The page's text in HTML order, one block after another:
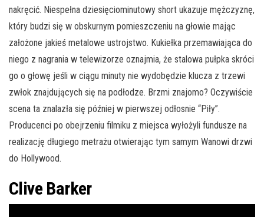
nakręcić. Niespełna dziesięciominutowy short ukazuje mężczyznę,
który budzi się w obskurnym pomieszczeniu na głowie mając
założone jakieś metalowe ustrojstwo. Kukiełka przemawiająca do
niego z nagrania w telewizorze oznajmia, że stalowa pułpka skróci
go o głowę jeśli w ciągu minuty nie wydobędzie klucza z trzewi
zwłok znajdujących się na podłodze. Brzmi znajomo? Oczywiście
scena ta znalazła się później w pierwszej odłosnie “Piły”.
Producenci po obejrzeniu filmiku z miejsca wyłożyli fundusze na
realizację długiego metrażu otwierając tym samym Wanowi drzwi
do Hollywood.
Clive Barker